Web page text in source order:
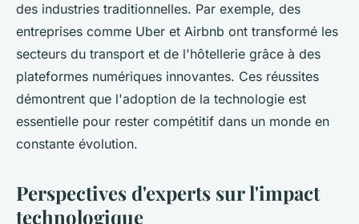
des industries traditionnelles. Par exemple, des
entreprises comme Uber et Airbnb ont transformé les
secteurs du transport et de l'hôtellerie grâce à des
plateformes numériques innovantes. Ces réussites
démontrent que l'adoption de la technologie est
essentielle pour rester compétitif dans un monde en
constante évolution.
Perspectives d'experts sur l'impact
technologique